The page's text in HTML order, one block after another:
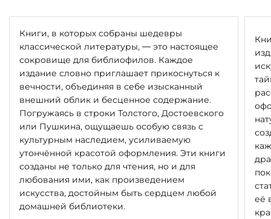
Книги, в которых собраны шедевры
классической литературы, — это настоящее
сокровище для библиофилов. Каждое
издание словно приглашает прикоснуться к
вечности, объединяя в себе изысканный
внешний облик и бесценное содержание.
Погружаясь в строки Толстого, Достоевского
или Пушкина, ощущаешь особую связь с
культурным наследием, усиливаемую
утончённой красотой оформления. Эти книги
созданы не только для чтения, но и для
любования ими, как произведением
искусства, достойным быть сердцем любой
домашней библиотеки.
её